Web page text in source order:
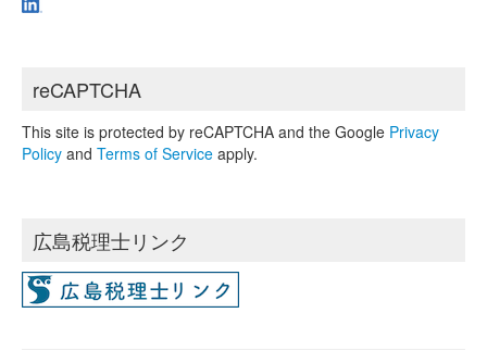
reCAPTCHA
This site is protected by reCAPTCHA and the Google Privacy
Policy and Terms of Service apply.
広島税理士リンク